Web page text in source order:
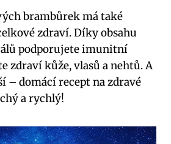
brambůrek má také
zdraví. Díky obsahu
podporujete imunitní
zdraví kůže, vlasů a nehtů. A
– domácí recept na zdravé
a rychlý!